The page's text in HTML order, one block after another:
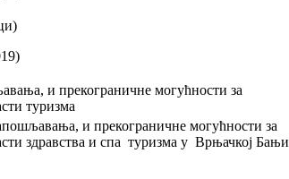
и прекограничне могућности за
туризма
и прекограничне могућности за
здравства и спа туризма у Врњачкој Бањи